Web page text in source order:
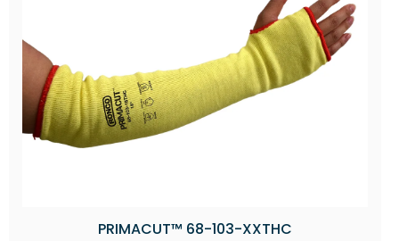
PRIMACUT™ 68-103-XXTHC